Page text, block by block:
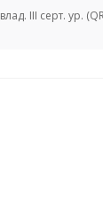
III серт. ур.